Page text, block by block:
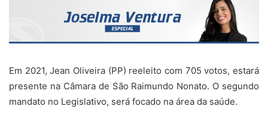
Em 2021, Jean Oliveira (PP) reeleito com 705 votos, estará
presente na Câmara de São Raimundo Nonato. O segundo
mandato no Legislativo, será focado na área da saúde.